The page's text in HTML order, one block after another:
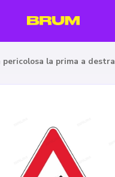
pericolosa la prima a destra